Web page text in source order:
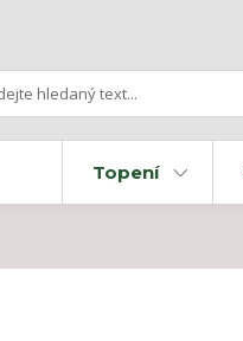
Topení